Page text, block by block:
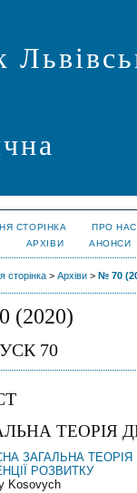
СТОРІНКА
ПРО НАС
АРХІВИ АНОНСИ
сторінка> Архіви> № 70
(2020)
70
ТЕОРІЯ
ЗАГАЛЬНА
РОЗВИТКУ
Kosovych